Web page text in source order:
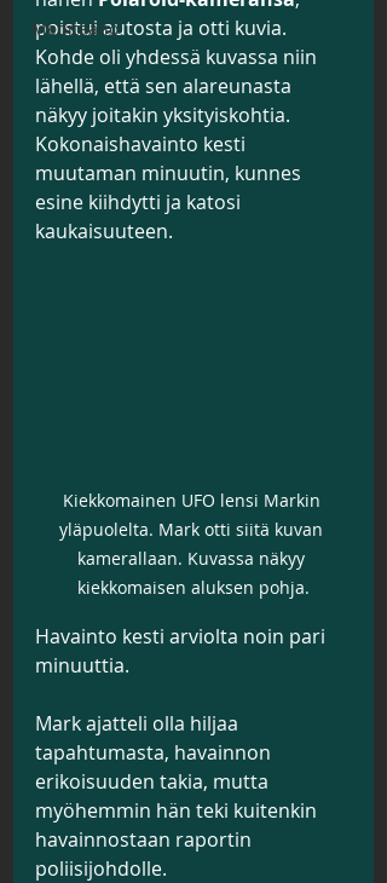
Meditaatio
poistui autosta ja otti kuvia.
Kohde oli yhdessä kuvassa niin
lähellä, että sen alareunasta
näkyy joitakin yksityiskohtia.
Kokonaishavainto kesti
muutaman minuutin, kunnes
esine kiihdytti ja katosi
kaukaisuuteen.
Kiekkomainen UFO lensi Markin
yläpuolelta. Mark otti siitä kuvan
kamerallaan. Kuvassa näkyy
kiekkomaisen aluksen pohja.
Havainto kesti arviolta noin pari
minuuttia.
Mark ajatteli olla hiljaa
tapahtumasta, havainnon
erikoisuuden takia, mutta
myöhemmin hän teki kuitenkin
havainnostaan raportin
poliisijohdolle.